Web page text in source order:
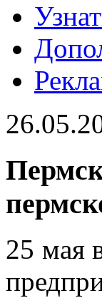
25 мая